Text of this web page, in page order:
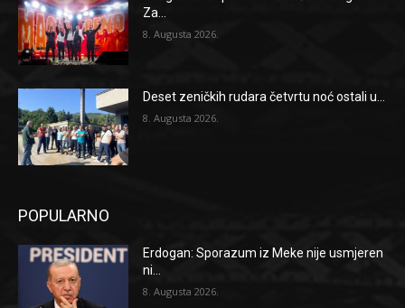
Za...
8. Augusta 2026.
Deset zeničkih rudara četvrtu noć ostali u...
8. Augusta 2026.
POPULARNO
Erdogan: Sporazum iz Meke nije usmjeren
ni...
8. Augusta 2026.